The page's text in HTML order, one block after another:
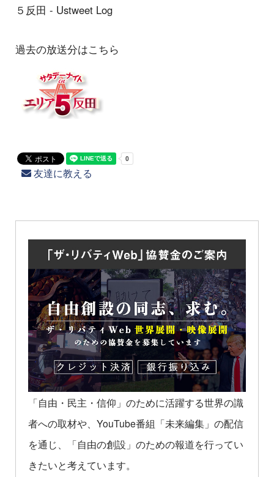
５反田 - Ustweet Log
過去の放送分はこちら
友達に教える
「自由・民主・信仰」のために活躍する世界の識
者への取材や、YouTube番組「未来編集」の配信
を通じ、「自由の創設」のための報道を行ってい
きたいと考えています。